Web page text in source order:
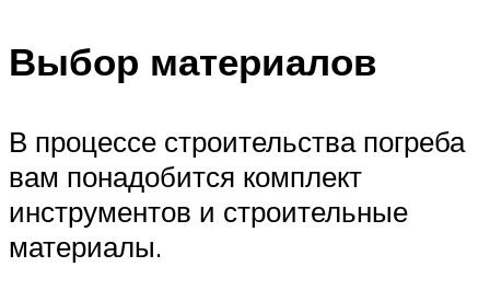
Выбор материалов
В процессе строительства погреба
вам понадобится комплект
инструментов и строительные
материалы.